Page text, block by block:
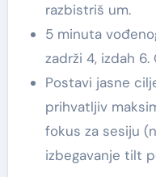
razbistriš um.
5 minuta
zadrži 4, izdah
Postavi jasne
prihvatljiv
fokus za sesiju
izbegavanje tilt